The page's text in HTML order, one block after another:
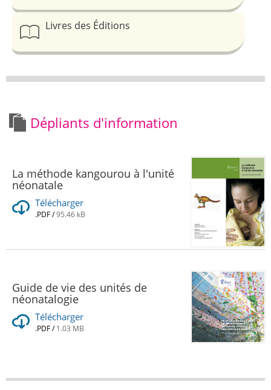
Livres des Éditions
Dépliants d'information
La méthode kangourou à l'unité
néonatale
Télécharger
.PDF/95.46 kB
Guide de vie des unités de
néonatalogie
Télécharger
.PDF/1.03 MB